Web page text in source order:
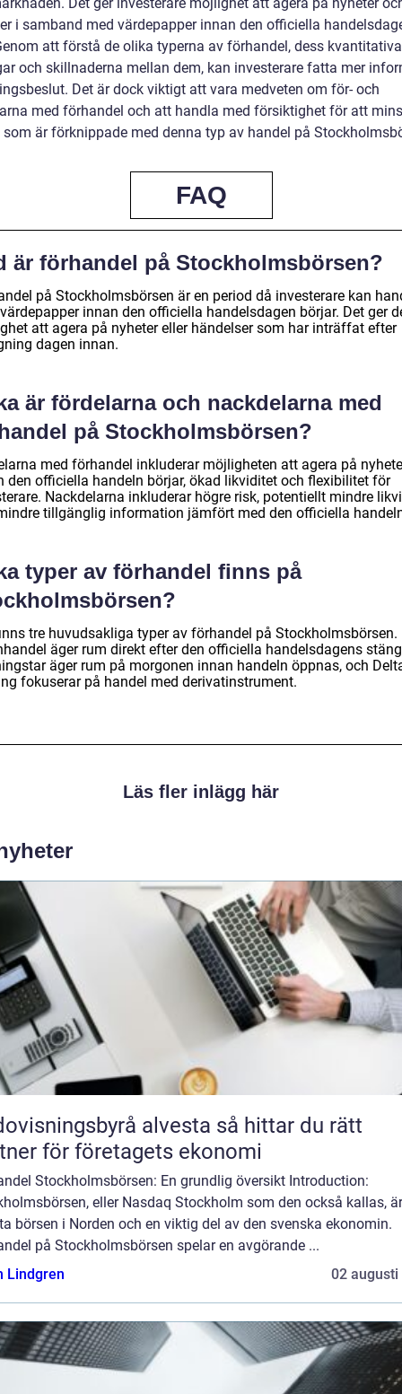
Det ger investerare möjlighet att agera på nyheter
i samband med värdepapper innan den officiella
att förstå de olika typerna av förhandel, dess kvantitativa
och skillnaderna mellan dem, kan investerare fatta mer
Det är dock viktigt att vara medveten om för- och
med förhandel och att handla med försiktighet för att
som är förknippade med denna typ av handel på
FAQ
är förhandel på Stockholmsbörsen?
på Stockholmsbörsen är en period då investerare kan
innan den officiella handelsdagen börjar. Det ger
att agera på nyheter eller händelser som har inträffat efter
dagen innan.
är fördelarna och nackdelarna med
på Stockholmsbörsen?
med förhandel inkluderar möjligheten att agera på
den officiella handeln börjar, ökad likviditet och flexibilitet för
Nackdelarna inkluderar högre risk, potentiellt mindre
tillgänglig information jämfört med den officiella
typer av förhandel finns på
tre huvudsakliga typer av förhandel på Stockholmsbörsen.
äger rum direkt efter den officiella handelsdagens
äger rum på morgonen innan handeln öppnas, och
fokuserar på handel med derivatinstrument.
Läs fler inlägg här
alvesta så hittar du rätt
för företagets ekonomi
Stockholmsbörsen: En grundlig översikt Introduction:
eller Nasdaq Stockholm som den också kallas,
börsen i Norden och en viktig del av den svenska ekonomin.
på Stockholmsbörsen spelar en avgörande ...
Lindgren
02 augusti